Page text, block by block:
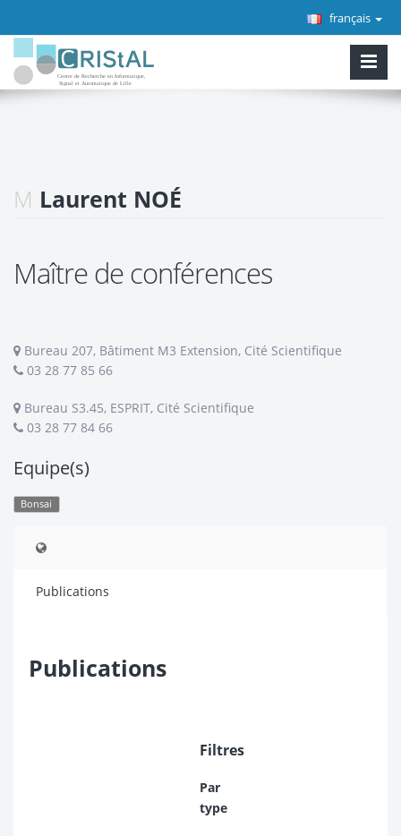
français
M Laurent NOÉ
Maître de conférences
Bureau 207, Bâtiment M3 Extension, Cité Scientifique
03 28 77 85 66
Bureau S3.45, ESPRIT, Cité Scientifique
03 28 77 84 66
Equipe(s)
Bonsai
Publications
Publications